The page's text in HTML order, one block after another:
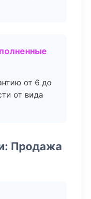
от 6 до
от вида
Продажа